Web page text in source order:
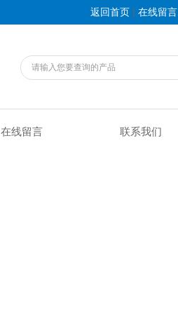
返回首页 | 在线留言
在线留言 联系我们